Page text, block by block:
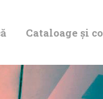
Cataloage și